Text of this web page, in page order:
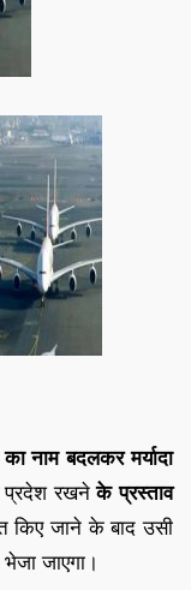
नाम बदलकर मर्यादा
प्रदेश रखनेके प्रस्ताव
किए जाने के बाद उसी
जाएगा।